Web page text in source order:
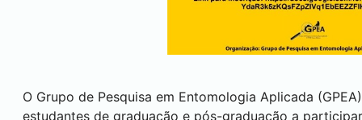
O Grupo de Pesquisa em Entomologia Aplicada
estudantes de graduação e pós-graduação a